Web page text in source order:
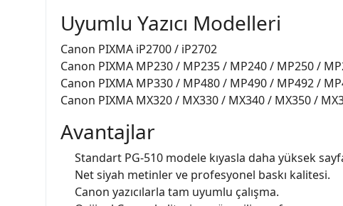
Uyumlu Yazıcı Modelleri
Canon PIXMA iP2700 / iP2702
Canon PIXMA MP230 / MP235 / MP240 / MP250 /
Canon PIXMA MP330 / MP480 / MP490 / MP492 /
Canon PIXMA MX320 / MX330 / MX340 / MX350 /
Avantajlar
Standart PG-510 modele kıyasla daha yüksek
Net siyah metinler ve profesyonel baskı kalitesi.
Canon yazıcılarla tam uyumlu çalışma.